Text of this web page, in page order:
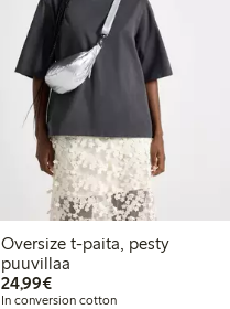
Oversize t-paita, pesty
puuvillaa
24,99€24,99 €
In conversion cotton